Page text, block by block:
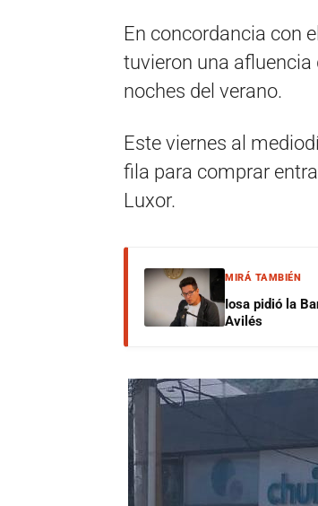
En concordancia con
tuvieron una
noches del verano.
Este viernes al
fila para comprar
Luxor.
MIRÁ TAMBIÉN
Iosa pidió la
Avilés